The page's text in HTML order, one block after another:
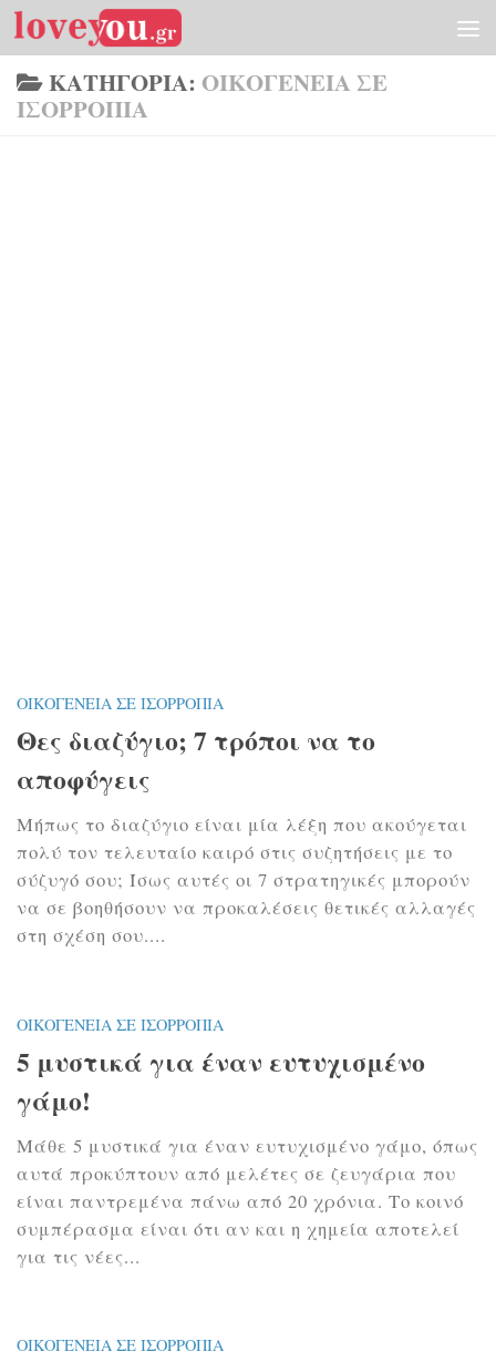
Skip to content
ΚΑΤΗΓΟΡΊΑ: ΟΙΚΟΓΈΝΕΙΑ ΣΕ
ΙΣΟΡΡΟΠΊΑ
ΟΙΚΟΓΈΝΕΙΑ ΣΕ ΙΣΟΡΡΟΠΊΑ
Θες διαζύγιο; 7 τρόποι να το
αποφύγεις
Μήπως το διαζύγιο είναι μία λέξη που ακούγεται
πολύ τον τελευταίο καιρό στις συζητήσεις με το
σύζυγό σου; Ίσως αυτές οι 7 στρατηγικές μπορούν
να σε βοηθήσουν να προκαλέσεις θετικές αλλαγές
στη σχέση σου....
ΟΙΚΟΓΈΝΕΙΑ ΣΕ ΙΣΟΡΡΟΠΊΑ
5 μυστικά για έναν ευτυχισμένο
γάμο!
Μάθε 5 μυστικά για έναν ευτυχισμένο γάμο, όπως
αυτά προκύπτουν από μελέτες σε ζευγάρια που
είναι παντρεμένα πάνω από 20 χρόνια. Το κοινό
συμπέρασμα είναι ότι αν και η χημεία αποτελεί
για τις νέες...
ΟΙΚΟΓΈΝΕΙΑ ΣΕ ΙΣΟΡΡΟΠΊΑ